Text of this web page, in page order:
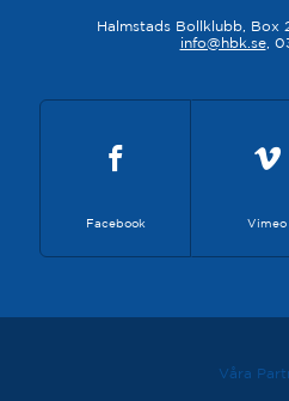
Halmstads Bollklubb, Box
info@hbk.se,
Facebook Vimeo
Våra